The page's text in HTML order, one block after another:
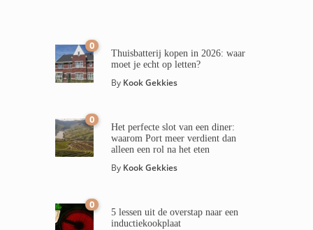
0
Thuisbatterij kopen in 2026: waar
moet je echt op letten?
By Kook Gekkies
0
Het perfecte slot van een diner:
waarom Port meer verdient dan
alleen een rol na het eten
By Kook Gekkies
0
5 lessen uit de overstap naar een
inductiekookplaat